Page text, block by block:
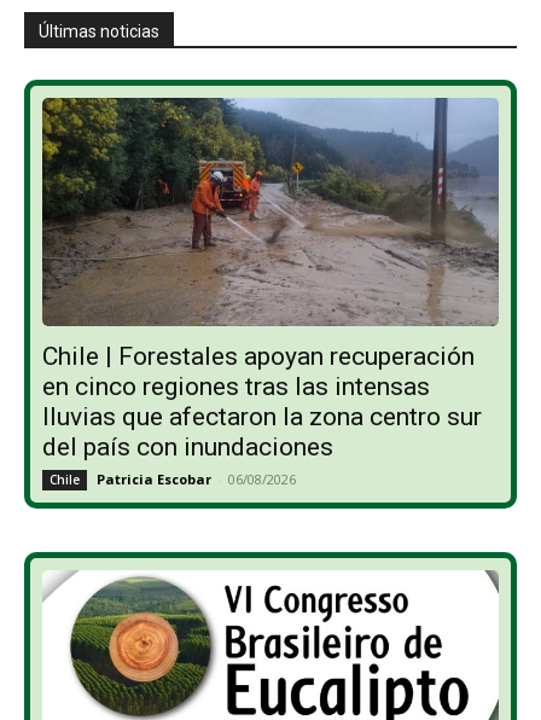
Últimas noticias
Chile | Forestales apoyan recuperación
en cinco regiones tras las intensas
lluvias que afectaron la zona centro sur
del país con inundaciones
Chile Patricia Escobar - 06/08/2026